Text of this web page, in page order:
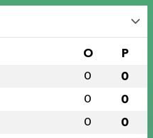
O P
0 0
0 0
0 0